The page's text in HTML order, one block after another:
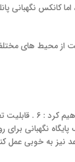
کانکس
از محیط‌ های
ضمنا به مزایای